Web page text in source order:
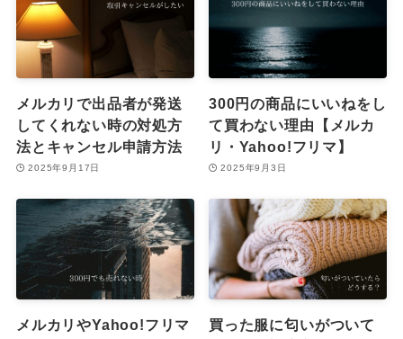
メルカリで出品者が発送
してくれない時の対処方
法とキャンセル申請方法
2025年9月17日
300円の商品にいいねをし
て買わない理由【メルカ
リ・Yahoo!フリマ】
2025年9月3日
メルカリやYahoo!フリマ
買った服に匂いがついて